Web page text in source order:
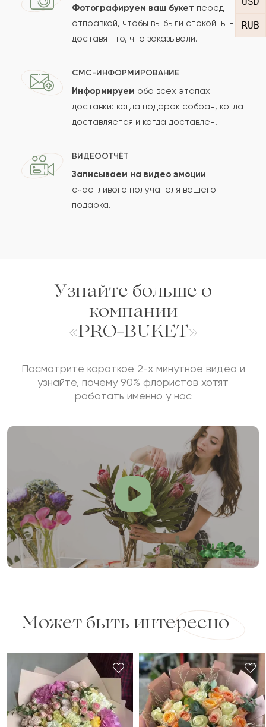
RUB
Сколько будет
Отзыв будет опубликован после проверки.
Проверяем на спам.
Фотографируем ваш букет перед
отправкой, чтобы вы были спокойны -
доставят то, что заказывали.
СМС-ИНФОРМИРОВАНИЕ
Информируем обо всех этапах
доставки: когда подарок собран, когда
доставляется и когда доставлен.
ВИДЕООТЧЁТ
Записываем на видео эмоции
счастливого получателя вашего
подарка.
Узнайте больше о
компании
«PRO-BUKET»
Посмотрите короткое 2-х минутное видео и
узнайте, почему 90% флористов хотят
работать именно у нас
Может быть интересно